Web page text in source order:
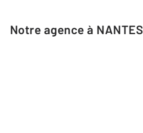
Notre agence à NANTES